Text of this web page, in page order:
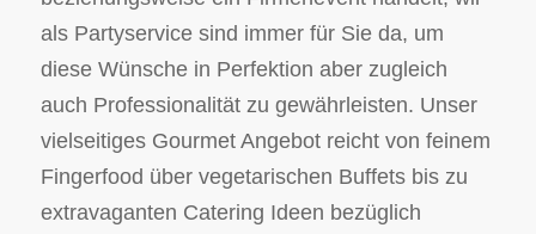
als Partyservice sind immer für Sie da, um
diese Wünsche in Perfektion aber zugleich
auch Professionalität zu gewährleisten. Unser
vielseitiges Gourmet Angebot reicht von feinem
Fingerfood über vegetarischen Buffets bis zu
extravaganten Catering Ideen bezüglich